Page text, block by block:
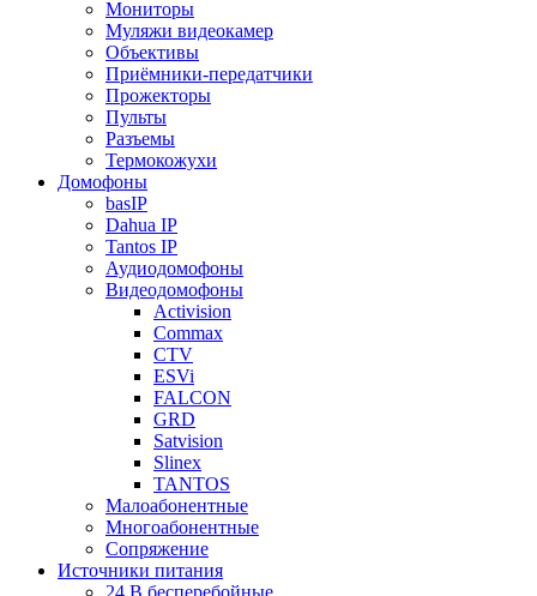
Мониторы
Муляжи видеокамер
Объективы
Приёмники-передатчики
Прожекторы
Пульты
Разъемы
Термокожухи
Домофоны
basIP
Dahua IP
Tantos IP
Аудиодомофоны
Видеодомофоны
Activision
Commax
CTV
ESVi
FALCON
GRD
Satvision
Slinex
TANTOS
Малоабонентные
Многоабонентные
Сопряжение
Источники питания
24 В бесперебойные